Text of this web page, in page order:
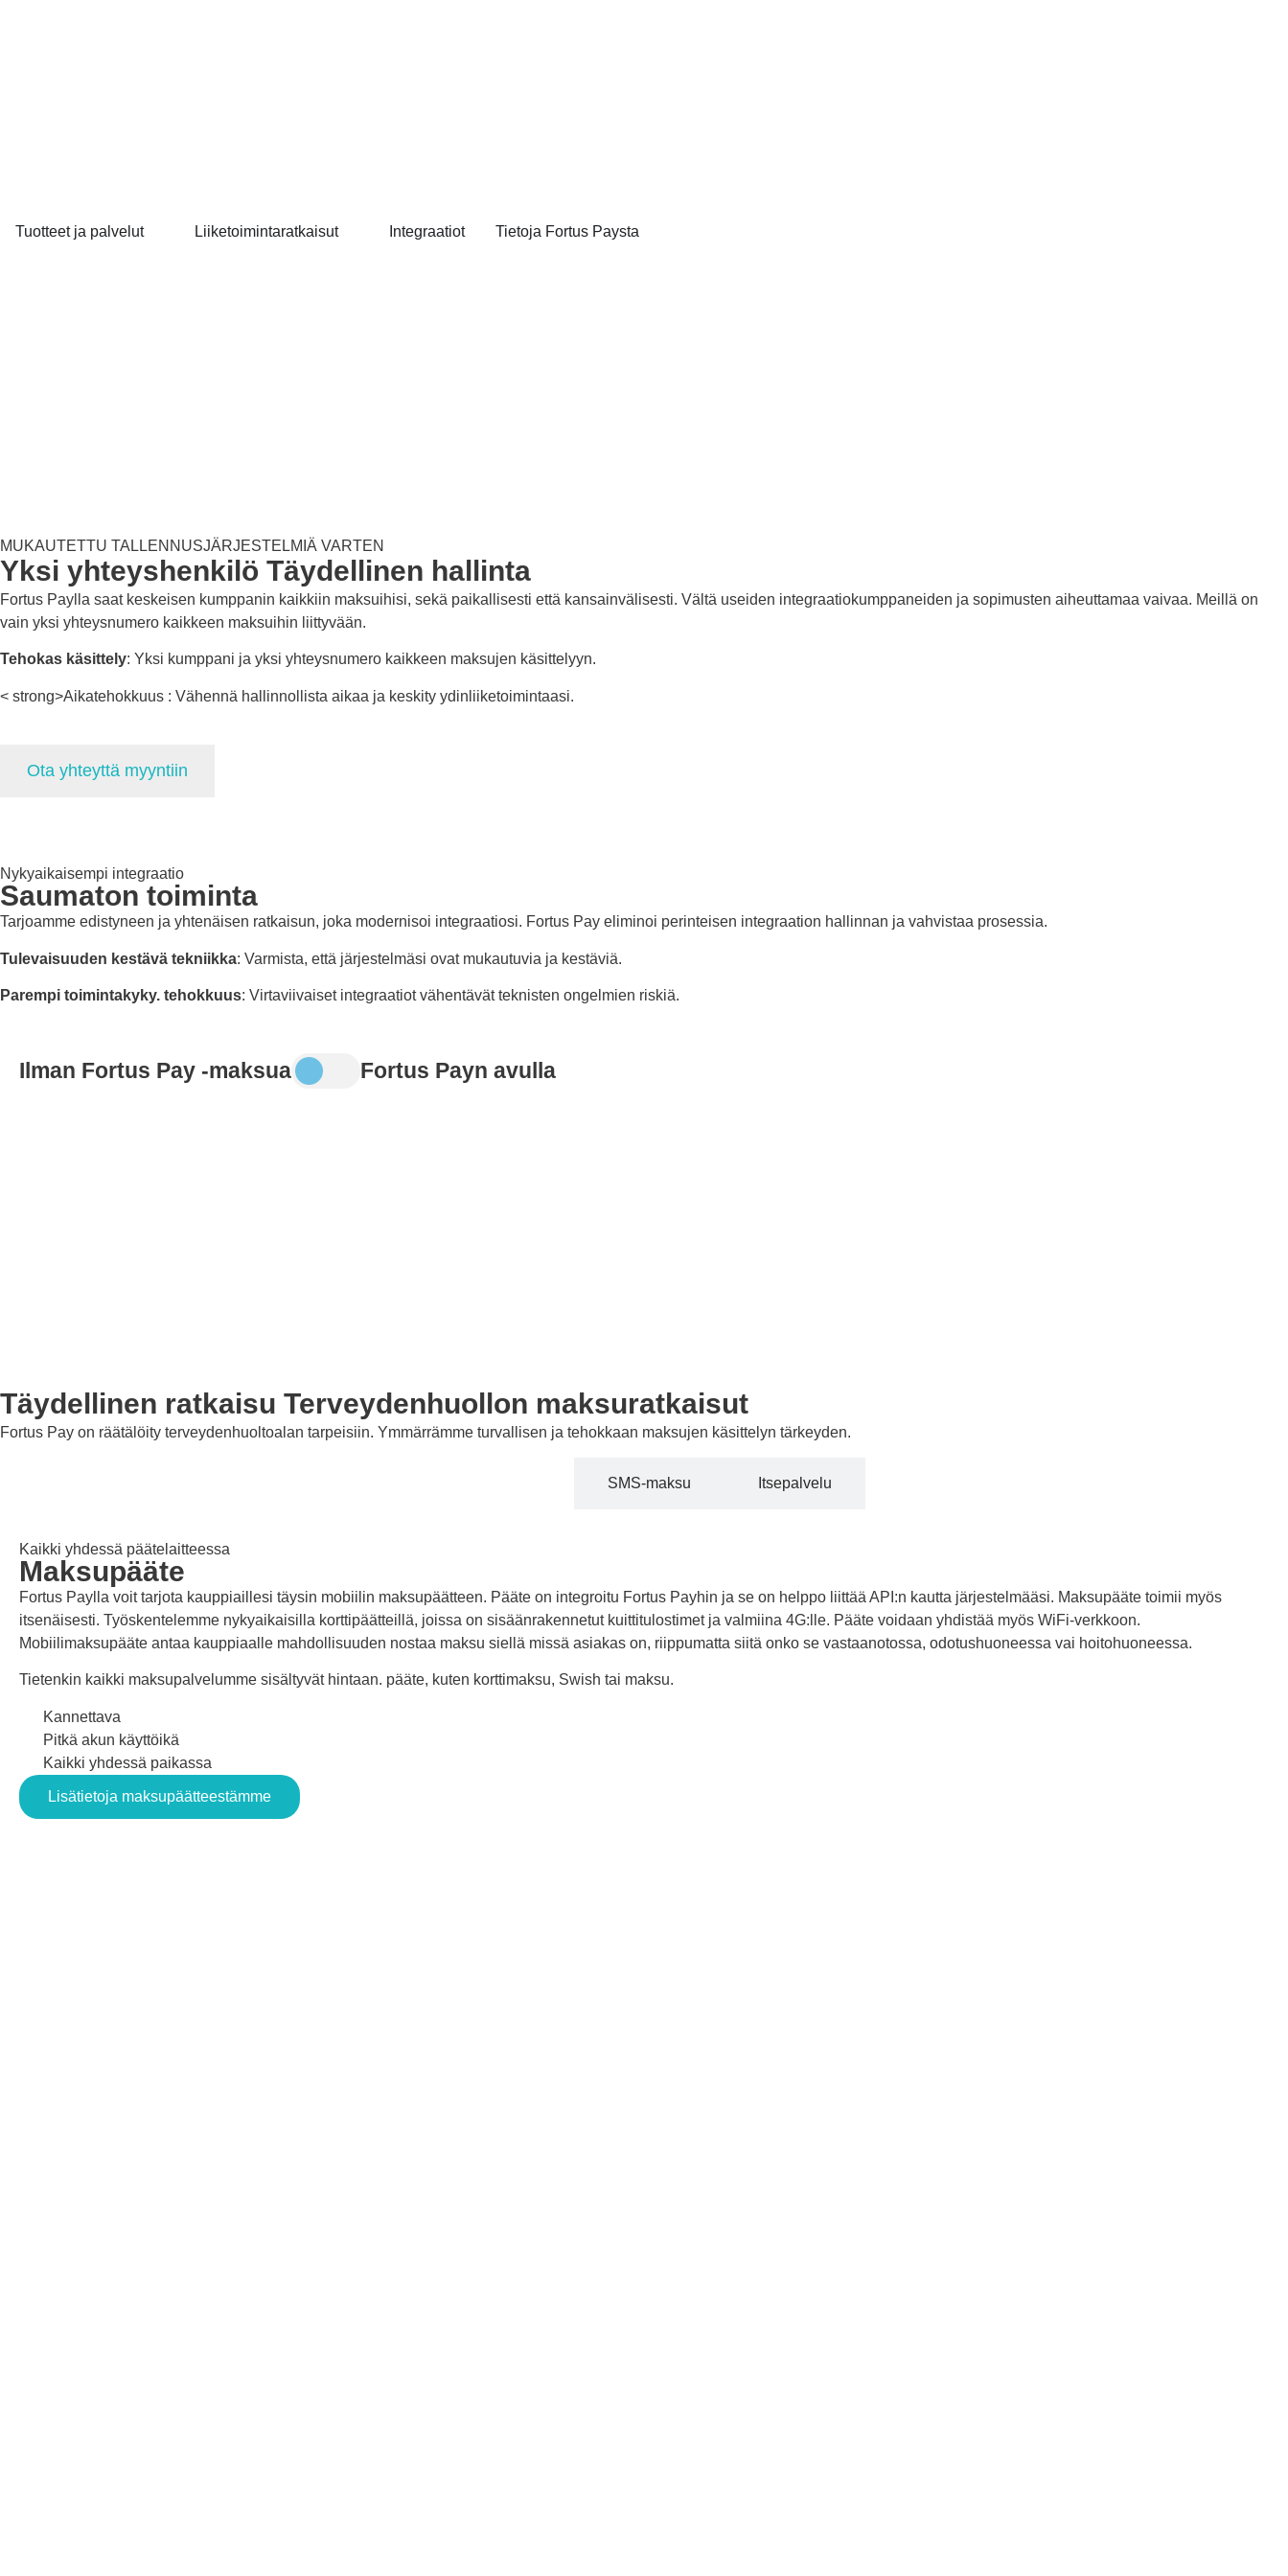
Tuotteet ja palvelut Liiketoimintaratkaisut Integraatiot Tietoja Fortus Paysta
MUKAUTETTU TALLENNUSJÄRJESTELMIÄ VARTEN
Yksi yhteyshenkilö Täydellinen hallinta
Fortus Paylla saat keskeisen kumppanin kaikkiin maksuihisi, sekä paikallisesti että kansainvälisesti. Vältä useiden integraatiokumppaneiden ja sopimusten aiheuttamaa vaivaa. Meillä on
vain yksi yhteysnumero kaikkeen maksuihin liittyvään.
Tehokas käsittely: Yksi kumppani ja yksi yhteysnumero kaikkeen maksujen käsittelyyn.
< strong>Aikatehokkuus : Vähennä hallinnollista aikaa ja keskity ydinliiketoimintaasi.
Ota yhteyttä myyntiin
Nykyaikaisempi integraatio
Saumaton toiminta
Tarjoamme edistyneen ja yhtenäisen ratkaisun, joka modernisoi integraatiosi. Fortus Pay eliminoi perinteisen integraation hallinnan ja vahvistaa prosessia.
Tulevaisuuden kestävä tekniikka: Varmista, että järjestelmäsi ovat mukautuvia ja kestäviä.
Parempi toimintakyky. tehokkuus: Virtaviivaiset integraatiot vähentävät teknisten ongelmien riskiä.
Ilman Fortus Pay -maksua Fortus Payn avulla
Täydellinen ratkaisu Terveydenhuollon maksuratkaisut
Fortus Pay on räätälöity terveydenhuoltoalan tarpeisiin. Ymmärrämme turvallisen ja tehokkaan maksujen käsittelyn tärkeyden.
SMS-maksu Itsepalvelu
Kaikki yhdessä päätelaitteessa
Maksupääte
Fortus Paylla voit tarjota kauppiaillesi täysin mobiilin maksupäätteen. Pääte on integroitu Fortus Payhin ja se on helppo liittää API:n kautta järjestelmääsi. Maksupääte toimii myös
itsenäisesti. Työskentelemme nykyaikaisilla korttipäätteillä, joissa on sisäänrakennetut kuittitulostimet ja valmiina 4G:lle. Pääte voidaan yhdistää myös WiFi-verkkoon.
Mobiilimaksupääte antaa kauppiaalle mahdollisuuden nostaa maksu siellä missä asiakas on, riippumatta siitä onko se vastaanotossa, odotushuoneessa vai hoitohuoneessa.
Tietenkin kaikki maksupalvelumme sisältyvät hintaan. pääte, kuten korttimaksu, Swish tai maksu.
Kannettava
Pitkä akun käyttöikä
Kaikki yhdessä paikassa
Lisätietoja maksupäätteestämme